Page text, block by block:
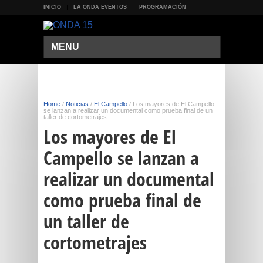
INICIO LA ONDA EVENTOS PROGRAMACIÓN
MENU
Home / Noticias / El Campello / Los mayores de El Campello
se lanzan a realizar un documental como prueba final de un
taller de cortometrajes
Los mayores de El
Campello se lanzan a
realizar un documental
como prueba final de
un taller de
cortometrajes